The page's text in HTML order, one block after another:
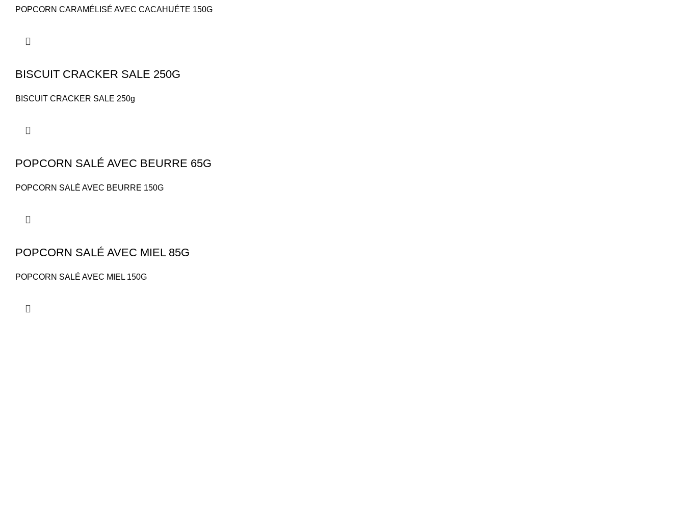
POPCORN CARAMÉLISÉ AVEC CACAHUÉTE 150G
BISCUIT CRACKER SALE 250G
BISCUIT CRACKER SALE 250g
POPCORN SALÉ AVEC BEURRE 65G
POPCORN SALÉ AVEC BEURRE 150G
POPCORN SALÉ AVEC MIEL 85G
POPCORN SALÉ AVEC MIEL 150G